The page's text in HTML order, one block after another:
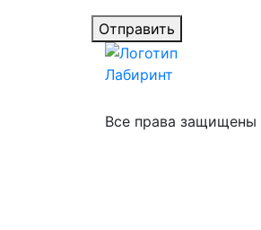
Отправить
Все права защищены